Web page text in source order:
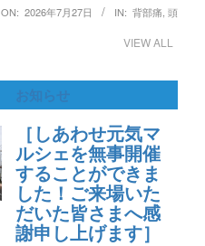
ON: 2026年7月27日 IN: 背部痛 頭
VIEW ALL
お知らせ
［しあわせ元気マ
ルシェを無事開催
することができま
した！ご来場いた
だいた皆さまへ感
謝申し上げます］